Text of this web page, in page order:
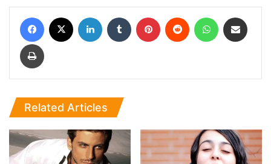
Facebook LinkedIn Tumblr Pinterest Reddit WhatsApp
Print
Related Articles